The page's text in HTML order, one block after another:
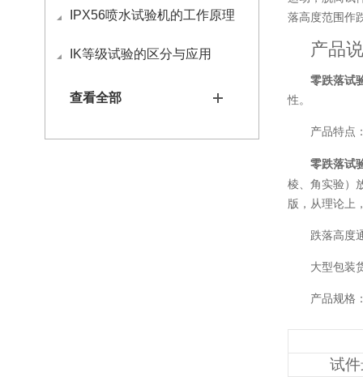
IPX56喷水试验机的工作原理
IK等级试验的区分与应用
查看全部
落高度范围作
产品
零跌落试
性。
产品特点
零跌落试
棱、角实验）
版，从理论上
跌落高度
大型包装
产品规格
试